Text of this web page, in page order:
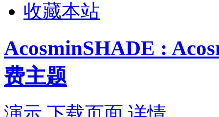
收藏本站
AcosminSHADE :
费主题